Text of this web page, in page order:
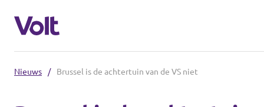
Nieuws / Brussel is de achtertuin van de VS niet